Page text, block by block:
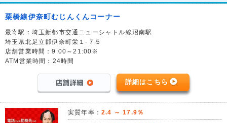
栗橋線伊奈町むじんくんコーナー
最寄駅：埼玉新都市交通ニューシャトル線沼南駅
埼玉県北足立郡伊奈町栄１-７５
店舗営業時間：9:00～21:00※
ATM営業時間：24時間
詳細はこちら
実質年率： 2.4 ～ 17.9％